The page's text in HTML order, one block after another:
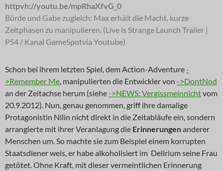
httpvh://youtu.be/mpRhaXfvG_0
Bürde und Gabe zugleich: Max erhält die Macht, kurze
Zeitphasen zu manipulieren. (Live is Strange Launch Trailer |
PS4 / Kanal GameSpotvia Youtube)
Schon bei ihrem letzten Spiel, dem Action-Adventure-
>Remember Me, manipulierten die Entwickler von ->DontNod
an der Zeitachse herum (siehe->NEWS: Vergissmeinnichtvom
20.9.2012). Nun, genau genommen, griff ihre damalige
Protagonistin Nilin nicht direkt in die Zeitabläufe ein, sondern
arrangierte mit ihrer Veranlagung die Erinnerungenanderer
Menschen um. So machte sie zum Beispiel einem korrupten
Staatsdiener weis, er habe alkoholisiert im Delirium seine Frau
getötet. Ohne Kraft, mit dieser vermeintlichen Erinnerung